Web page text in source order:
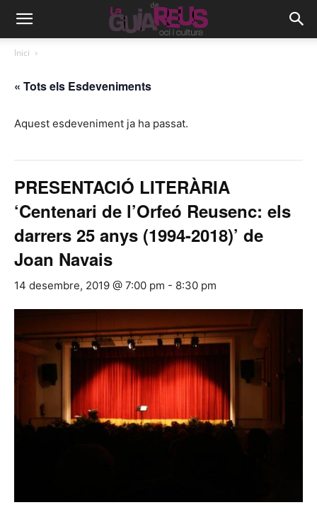
Inici
« Tots els Esdeveniments
Aquest esdeveniment ja ha passat.
PRESENTACIÓ LITERÀRIA
‘Centenari de l’Orfeó Reusenc: els
darrers 25 anys (1994-2018)’ de
Joan Navais
14 desembre, 2019 @ 7:00 pm - 8:30 pm